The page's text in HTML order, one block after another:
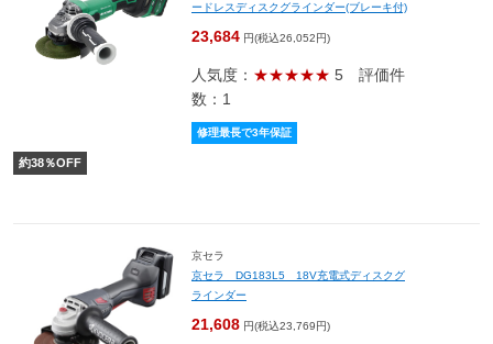
ードレスディスクグラインダー(ブレーキ付)
23,684 円(税込26,052円)
人気度： ★★★★★ 5 評価件
数：1
修理最長で3年保証
約38％OFF
京セラ
京セラ DG183L5 18V充電式ディスクグ
ラインダー
21,608 円(税込23,769円)